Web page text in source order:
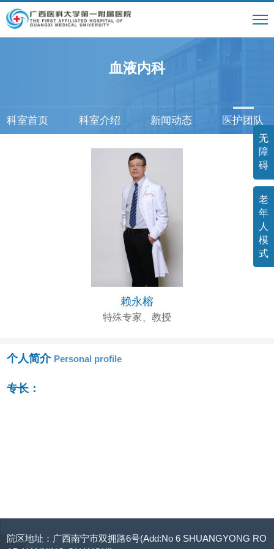
无
障
碍
老
年
人
模
式
血液内科
科室首页 科室介绍 新闻动态 医护团队
赖永榕
特殊专家、教授
个人简介 Personal profile
专长：
院区地址：广西南宁市双拥路6号(Add:No 6 SHUANGYONG RO